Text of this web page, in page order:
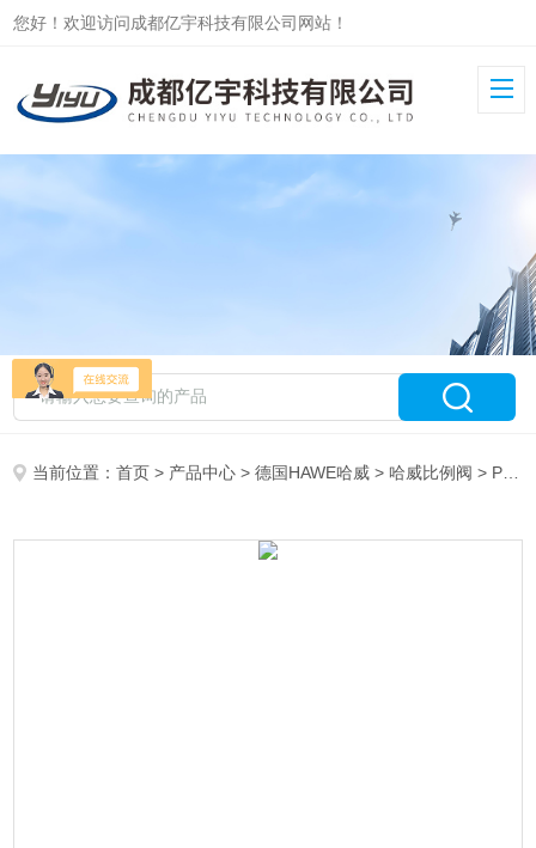
您好！欢迎访问成都亿宇科技有限公司网站！
当前位置：首页 > 产品中心 >德国HAWE哈威 >哈威比例阀 > PMVP4-44/G24盾构机用哈威HAWE比例溢流阀PMVP4-44